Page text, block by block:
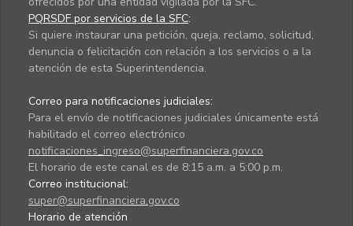
PQRSDF por servicios de la SFC:
Si quiere instaurar una petición, queja, reclamo, solicitud,
denuncia o felicitación con relación a los servicios o a la
atención de esta Superintendencia.
Correo para notificaciones judiciales:
Para el envío de notificaciones judiciales únicamente está
habilitado el correo electrónico
notificaciones_ingreso@superfinanciera.gov.co
El horario de este canal es de 8:15 a.m. a 5:00 p.m.
Correo institucional:
super@superfinanciera.gov.co
Horario de atención